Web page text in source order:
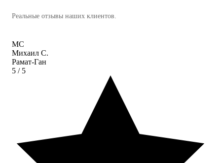
Реальные отзывы наших клиентов.
МС
Михаил С.
Рамат-Ган
5 / 5